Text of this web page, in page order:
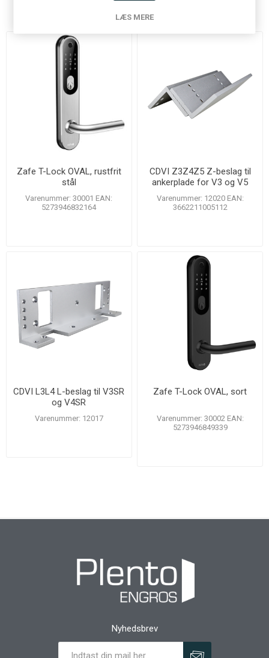
Zafe T-Lock OVAL, rustfrit
stål
Varenummer: 30001 EAN:
5273946832164
CDVI Z3Z4Z5 Z-beslag til
ankerplade for V3 og V5
Varenummer: 12020 EAN:
3662211005112
CDVI L3L4 L-beslag til V3SR
og V4SR
Varenummer: 12017
Zafe T-Lock OVAL, sort
Varenummer: 30002 EAN:
5273946849339
Nyhedsbrev
LÆS MERE